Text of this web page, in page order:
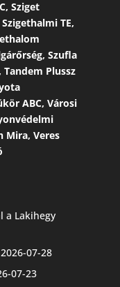
Sziget
TE,
Szufla
Plussz
ABC, Városi
Mira, Veres
a Lakihegy
2026-07-28
07-23